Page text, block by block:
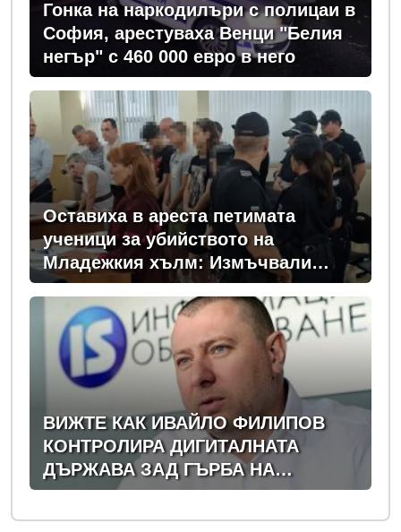
Гонка на наркодилъри с полицаи в
София, арестуваха Венци "Белия
негър" с 460 000 евро в него
Оставиха в ареста петимата
ученици за убийството на
Младежкия хълм: Измъчвали
Георги час, гаврили се с него и го
обрали
ВИЖТЕ КАК ИВАЙЛО ФИЛИПОВ
КОНТРОЛИРА ДИГИТАЛНАТА
ДЪРЖАВА ЗАД ГЪРБА НА
ПРАВИТЕЛСТВОТО?
(РАЗСЛЕДВАНЕ)